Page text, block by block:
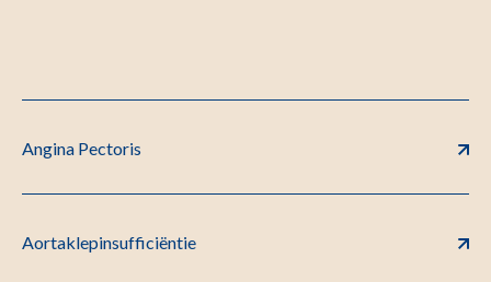
Angina Pectoris
Aortaklepinsufficiëntie